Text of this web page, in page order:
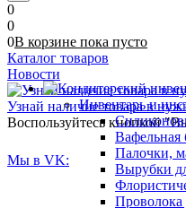
0
0
0В корзине пока пусто
Каталог товаров
Инвентарь и
Вафельная
Палочки,
Вырубки
Проволока
Новости
Узнай наличие товара в
Воспользуйтесь кнопкой
Мы в VK: